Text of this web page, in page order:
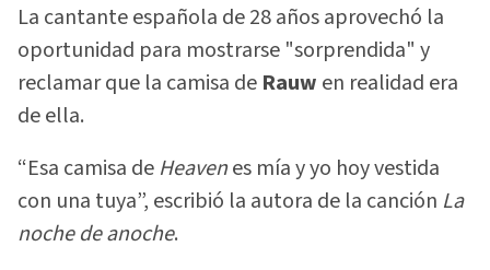
La cantante española de 28 años aprovechó la
oportunidad para mostrarse "sorprendida" y
reclamar que la camisa de Rauw en realidad era
de ella.
“Esa camisa de Heavenes mía y yo hoy vestida
con una tuya”, escribió la autora de la canción La
noche de anoche.